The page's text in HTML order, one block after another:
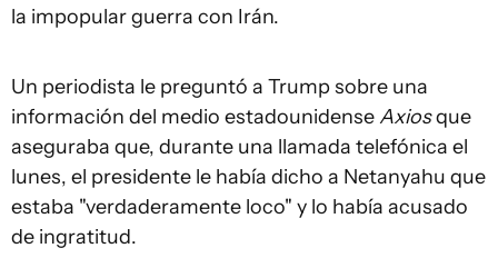
la impopular guerra con Irán.
Un periodista le preguntó a Trump sobre una
información del medio estadounidenseAxiosque
aseguraba que, durante una llamada telefónica el
lunes, el presidente le había dicho a Netanyahu que
estaba "verdaderamente loco" y lo había acusado
de ingratitud.